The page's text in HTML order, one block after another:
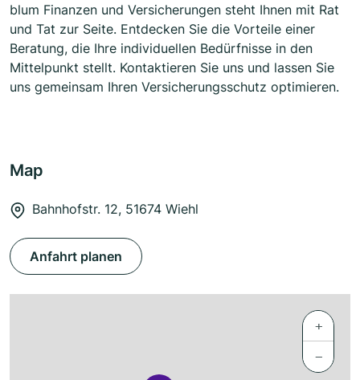
blum Finanzen und Versicherungen steht Ihnen mit Rat
und Tat zur Seite. Entdecken Sie die Vorteile einer
Beratung, die Ihre individuellen Bedürfnisse in den
Mittelpunkt stellt. Kontaktieren Sie uns und lassen Sie
uns gemeinsam Ihren Versicherungsschutz optimieren.
Map
Bahnhofstr. 12, 51674 Wiehl
Anfahrt planen
+
−